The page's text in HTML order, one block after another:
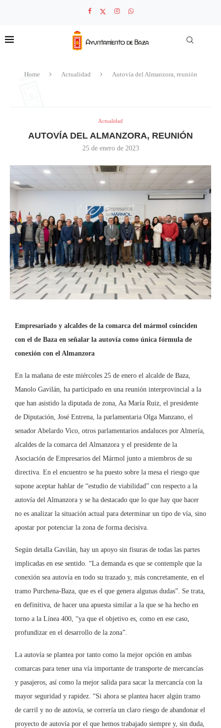
Home Actualidad Autovía del Almanzora, reunión
Actualidad
AUTOVÍA DEL ALMANZORA, REUNIÓN
25 de enero de 2023
Empresariado y alcaldes de la comarca del mármol coinciden
con el de Baza en señalar la autovía como única fórmula de
conexión con el Almanzora
En la mañana de este miércoles 25 de enero el alcalde de Baza,
Manolo Gavilán, ha participado en una reunión interprovincial a la
que han asistido la diputada de zona, Aa María Ruiz, el presidente
de Diputación, José Entrena, la parlamentaria Olga Manzano, el
senador Abelardo Vico, otros parlamentarios andaluces por Almería,
alcaldes de la comarca del Almanzora y el presidente de la
Asociación de Empresarios del Mármol junto a miembros de su
directiva. En el encuentro se ha puesto sobre la mesa el riesgo que
supone aceptar hablar de “estudio de viabilidad” con respecto a la
autovía del Almanzora y se ha destacado que lo que hay que hacer
no es analizar la situación actual para determinar un tipo de vía, sino
apostar por potenciar la zona de forma decisiva.
Según detalla Gavilán, hay un apoyo sin fisuras de todas las partes
implicadas en ese sentido. “La demanda es que se contemple que la
conexión sea autovía en todo su trazado y, más concretamente, en el
tramo Purchena-Baza, que es el que genera algunas dudas”. Se trata,
en definitiva, de hacer una apuesta similar a la que se ha hecho en
torno a la Línea 400, “ya que el objetivo es, como en ese caso,
profundizar en el desarrollo de la zona”.
La autovía se plantea por tanto como la mejor opción en ambas
comarcas para tener una vía importante de transporte de mercancías
y pasajeros, así como la mejor salida para sacar la mercancía con la
mayor seguridad y rapidez. “Si ahora se plantea hacer algún tramo
de carril y no de autovía, se correría un claro riesgo de abandonar el
proyecto de autovía por el que hemos trabajado siempre y, sin duda,